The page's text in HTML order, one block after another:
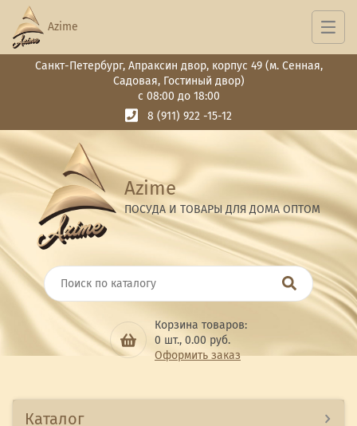
Санкт-Петербург, Апраксин двор, корпус 49 (м. Сенная,
Садовая, Гостиный двор)
с 08:00 до 18:00
8 (911) 922 -15-12
Azime
ПОСУДА И ТОВАРЫ ДЛЯ ДОМА ОПТОМ
Корзина товаров:
0 шт., 0.00 руб.
Оформить заказ
Azime
Каталог